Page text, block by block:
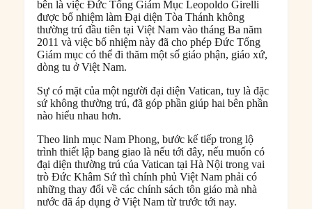
bên là việc Ðức Tổng Giám Mục Leopoldo Girelli
được bổ nhiệm làm Ðại diện Tòa Thánh không
thường trú đầu tiên tại Việt Nam vào tháng Ba năm
2011 và việc bổ nhiệm này đã cho phép Đức Tổng
Giám mục có thể đi thăm một số giáo phận, giáo xứ,
dòng tu ở Việt Nam.
Sự có mặt của một người đại diện Vatican, tuy là đặc
sứ không thường trú, đã góp phần giúp hai bên phần
nào hiểu nhau hơn.
Theo linh mục Nam Phong, bước kế tiếp trong lộ
trình thiết lập bang giao là nếu tới đây, nếu muốn có
đại diện thường trú của Vatican tại Hà Nội trong vai
trò Đức Khâm Sứ thì chính phủ Việt Nam phải có
những thay đổi về các chính sách tôn giáo mà nhà
nước đã áp dụng ở Việt Nam từ trước tới nay.